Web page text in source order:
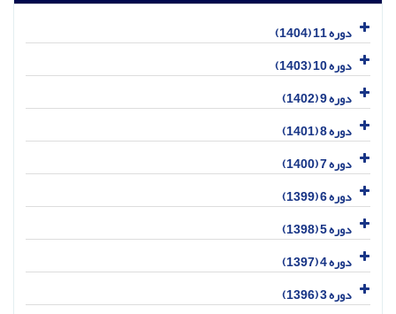
دوره 11 (1404)
دوره 10 (1403)
دوره 9 (1402)
دوره 8 (1401)
دوره 7 (1400)
دوره 6 (1399)
دوره 5 (1398)
دوره 4 (1397)
دوره 3 (1396)